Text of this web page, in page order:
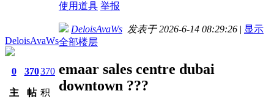
使用道具 举报
DeloisAvaWs
0
主
370
帖
370
积
DeloisAvaWs 发表于 2026-6-14 08:29:26 | 显示
全部楼层
emaar sales centre dubai
downtown ???